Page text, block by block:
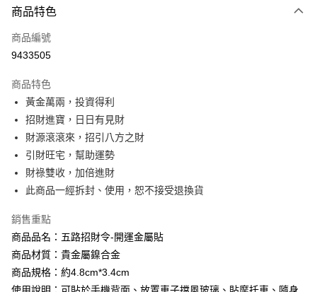
台灣樂天信用卡公司
玉山商業銀行
台灣樂天信用卡公司
元大商業銀行
台新國際商業銀行
台灣樂天信用卡公司
悠遊付
Google Pay
大哥付你分期
相關說明
【大哥付你分期使用說明】
1.本服務由台灣大哥大提供，台灣大哥大用戶可立即使用無須另外申請。
2.付款方式選擇「大哥付你分期」，訂單成立後會自動跳轉到大哥付的交易
流程，驗證手機門號後，選擇欲分期的期數、繳款截止日，確認付款後即完
3.實際核准額度、可分期數及費用金額請依後續交易確認頁面所載為準。
消。如遇「轉專審核」未通過狀況，表示未達大哥付你分期系統評分，恕無
法說明評估內容。
1.分期款項不併入電信帳單，「大哥付你分期」於每月結算日後寄送繳費提
醒簡訊。
2.透過簡訊連結打開帳單後，可選擇「超商條碼／台灣大直營門市／銀行轉
AFTEE先享後付
相關說明
【關於「AFTEE先享後付」】
AFTEE先享後付是「在收到商品之後才付款」的支付方式。 讓您購物簡單
１．簡單：不需註冊會員、不需綁卡、不需儲值。
２．便利：只要手機號碼，簡訊認證，即可結帳。
３．安心：先確認商品／服務後，再付款。
１．於結帳方式選擇「AFTEE先享後付」後，將跳轉至「AFTEE先享後付」
結帳頁面，進行簡訊認證並確認金額後，即可完成結帳。
Hami Point
「Hami Point」為中華電信所提供之點數服務，可於會員專區綁定中華電信
會員帳號後，即可在購物車使用 Hami Point 折抵消費金額 (1點等於1元)。
貨到付款
瓶 旅遊出門最安心
商品特色
商品編號
9433505
商品特色
黃金萬兩，投資得利
招財進寶，日日有見財
財源滾滾來，招引八方之財
引財旺宅，幫助運勢
財祿雙收，加倍進財
此商品一經拆封、使用，恕不接受退換貨
銷售重點
商品品名：五路招財令-開運金屬貼
商品材質：貴金屬鎳合金
商品規格：約4.8cm*3.4cm
使用說明：可貼於手機背面、放置車子擋風玻璃、貼摩托車、隨身